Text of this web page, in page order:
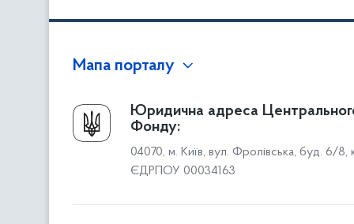
Мапа порталу
Про Фонд
Керівництво
Структура Фонду
Територіальні відділення
Юридична адреса
Фонду:
04070, м. Київ, вул. Фролівська, буд. 6/8,
ЄДРПОУ 00034163